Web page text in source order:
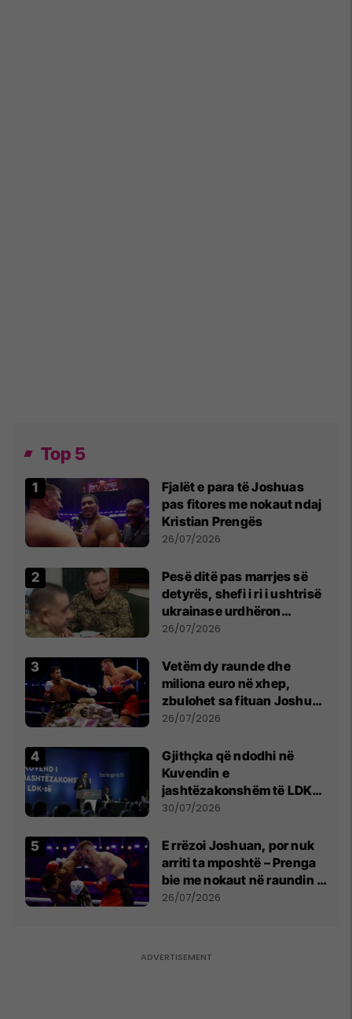
Top 5
Fjalët e para të Joshuas
pas fitores me nokaut ndaj
Kristian Prengës
26/07/2026
Pesë ditë pas marrjes së
detyrës, shefi i ri i ushtrisë
ukrainase urdhëron
kontroll të madh
26/07/2026
Vetëm dy raunde dhe
miliona euro në xhep,
zbulohet sa fituan Joshua
e Prenga
26/07/2026
Gjithçka që ndodhi në
Kuvendin e
jashtëzakonshëm të LDK-
së
30/07/2026
E rrëzoi Joshuan, por nuk
arriti ta mposhtë – Prenga
bie me nokaut në raundin e
dytë
26/07/2026